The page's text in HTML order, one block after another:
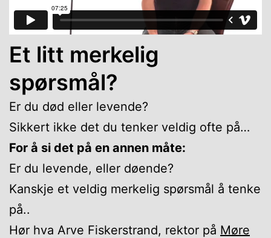
Et litt merkelig
spørsmål?
Er du død eller levende?
Sikkert ikke det du tenker veldig ofte på…
For å si det på en annen måte:
Er du levende, eller døende?
Kanskje et veldig merkelig spørsmål å tenke
på..
Hør hva Arve Fiskerstrand, rektor på Møre